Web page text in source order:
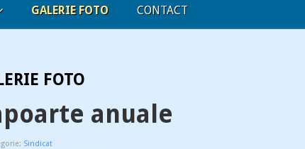
GALERIE FOTO CONTACT
FOTO
anuale
Sindicat